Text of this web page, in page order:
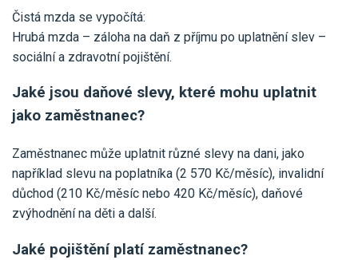
Čistá mzda se vypočítá:
Hrubá mzda – záloha na daň z příjmu po uplatnění slev –
sociální a zdravotní pojištění.
Jaké jsou daňové slevy, které mohu uplatnit
jako zaměstnanec?
Zaměstnanec může uplatnit různé slevy na dani, jako
například slevu na poplatníka (2 570 Kč/měsíc), invalidní
důchod (210 Kč/měsíc nebo 420 Kč/měsíc), daňové
zvýhodnění na děti a další.
Jaké pojištění platí zaměstnanec?